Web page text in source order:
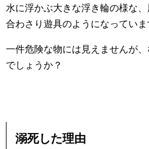
水に浮かぶ大きな浮き輪の様な
合わさり遊具のようになっていま
一件危険な物には見えませんが
でしょうか？
溺死した理由